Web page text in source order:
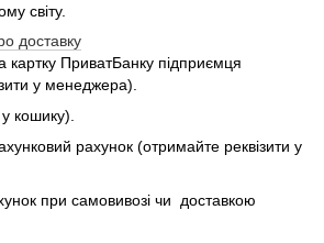
світу.
доставку
картку ПриватБанку підприємця
у менеджера).
кошику).
рахунок (отримайте реквізити у
при самовивозі чи доставкою